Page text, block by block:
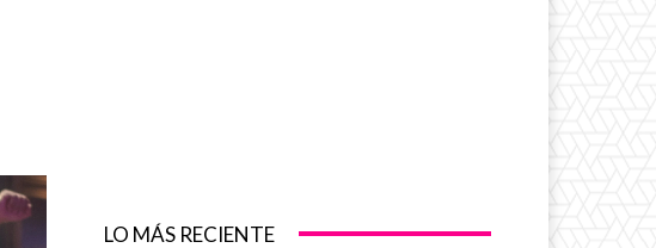
LO MÁS RECIENTE